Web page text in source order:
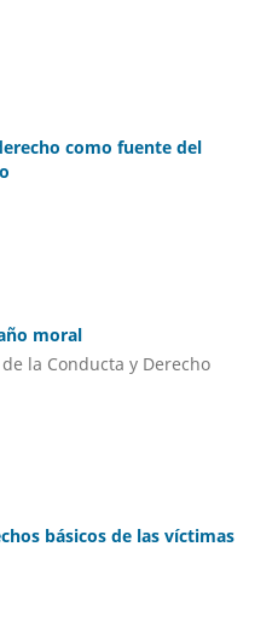
como fuente del
moral
la Conducta y Derecho
básicos de las víctimas